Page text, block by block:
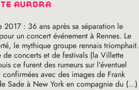
aurora
2017 : 36 ans après sa séparation le
un concert événement à Rennes. Le
le mythique groupe rennais triomphait.
de concerts et de festivals (la Villette
ce furent des rumeurs sur l’éventuel
avec des images de Frank
Sade à New York en compagnie du (…)